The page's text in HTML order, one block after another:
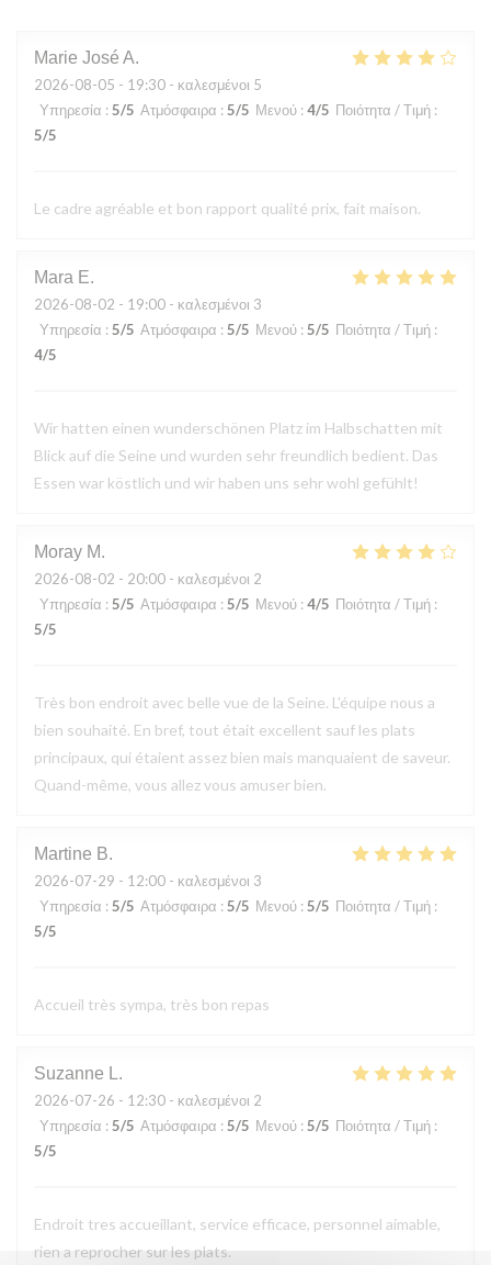
Marie José A
2026-08-05 - 19:30 - καλεσμένοι 5
Υπηρεσία : 5/5 Ατμόσφαιρα : 5/5 Μενού : 4/5 Ποιότητα / Τιμή :
5/5
Le cadre agréable et bon rapport qualité prix, fait maison.
Mara E
2026-08-02 - 19:00 - καλεσμένοι 3
Υπηρεσία : 5/5 Ατμόσφαιρα : 5/5 Μενού : 5/5 Ποιότητα / Τιμή :
4/5
Wir hatten einen wunderschönen Platz im Halbschatten mit
Blick auf die Seine und wurden sehr freundlich bedient. Das
Essen war köstlich und wir haben uns sehr wohl gefühlt!
Moray M
2026-08-02 - 20:00 - καλεσμένοι 2
Υπηρεσία : 5/5 Ατμόσφαιρα : 5/5 Μενού : 4/5 Ποιότητα / Τιμή :
5/5
Très bon endroit avec belle vue de la Seine. L'équipe nous a
bien souhaité. En bref, tout était excellent sauf les plats
principaux, qui étaient assez bien mais manquaient de saveur.
Quand-même, vous allez vous amuser bien.
Martine B
2026-07-29 - 12:00 - καλεσμένοι 3
Υπηρεσία : 5/5 Ατμόσφαιρα : 5/5 Μενού : 5/5 Ποιότητα / Τιμή :
5/5
Accueil très sympa, très bon repas
Suzanne L
2026-07-26 - 12:30 - καλεσμένοι 2
Υπηρεσία : 5/5 Ατμόσφαιρα : 5/5 Μενού : 5/5 Ποιότητα / Τιμή :
5/5
Endroit tres accueillant, service efficace, personnel aimable,
rien a reprocher sur les plats.